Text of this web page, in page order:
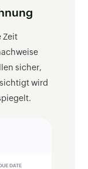
Zeit
sicher,
wird